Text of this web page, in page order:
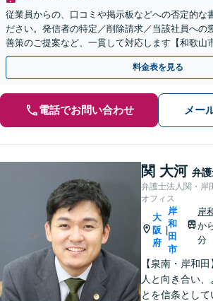
従業員からの、口コミや掲示板などへの否定的な
ださい。発信者の特定／削除請求／当該社員への
善策のご提案など、一貫して対応します【和歌山
談30分無料】書き込みを行わせない職場環境整備
料金表を見る
電話でお問い合わせ メー
関 大河 弁
弁護士法人関・岸
オフィス
大
阪
府
岸
和
田
市
岸
か
分
【泉南・岸和
人と向き合い
とを信条として